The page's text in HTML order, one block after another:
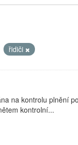
řidiči
na kontrolu plnění
kontrolní...